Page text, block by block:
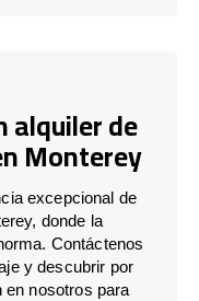
alquiler de
Monterey
excepcional de
donde la
Contáctenos
y descubrir por
en nosotros para